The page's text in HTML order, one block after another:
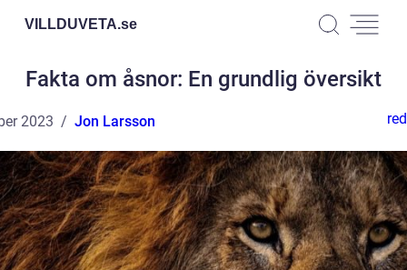
VILLDUVETA.se
Fakta om åsnor: En grundlig översikt
2023 Jon Larsson